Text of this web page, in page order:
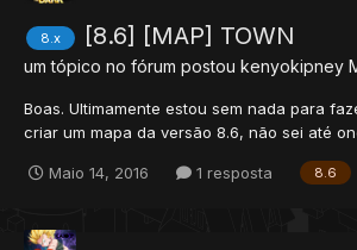
8.x [8.6] [MAP] TOWN
um tópico no fórum postou kenyokipney
Boas. Ultimamente estou sem nada para
criar um mapa da versão 8.6, não sei até
respawns com lugares para caça,
Maio 14, 2016 1 resposta 8.6